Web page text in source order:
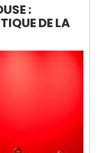
:
DE LA